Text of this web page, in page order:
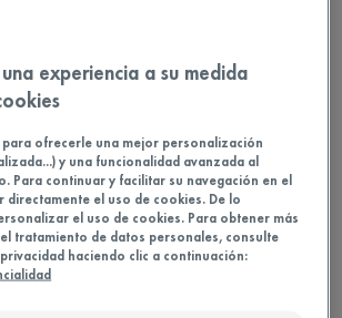
no son tan poco comunes.
cada 5 recién nacidos entre 0 y
frecuencia a los varones. Se
forma de pequeños granos rojos o
cerrados apenas visibles,
experiencia a su medida
ofrecerle una mejor personalización
y una funcionalidad avanzada al
Para continuar y facilitar su navegación en el
directamente el uso de cookies. De lo
el uso de cookies. Para obtener más
tratamiento de datos personales, consulte
haciendo clic a continuación: